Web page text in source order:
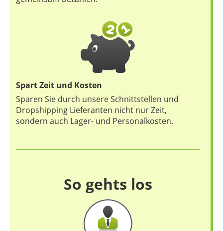
Spart Zeit und Kosten
Sparen Sie durch unsere Schnittstellen und
Dropshipping Lieferanten nicht nur Zeit,
sondern auch Lager- und Personalkosten.
So gehts los